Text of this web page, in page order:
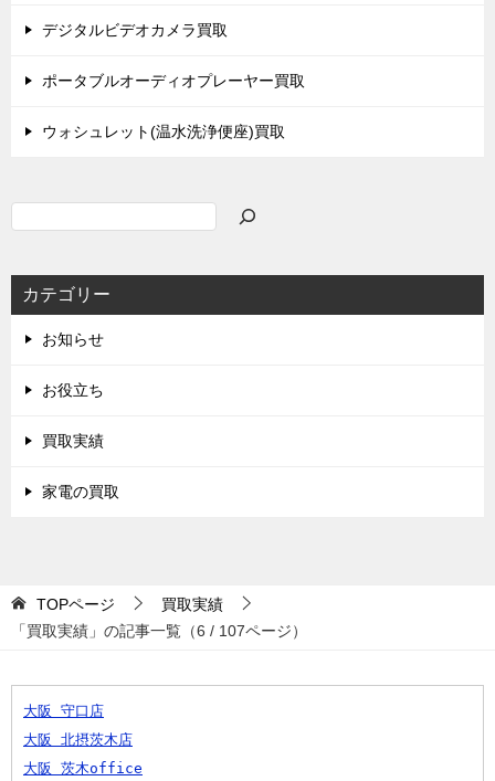
デジタルビデオカメラ買取
ポータブルオーディオプレーヤー買取
ウォシュレット(温水洗浄便座)買取
カテゴリー
お知らせ
お役立ち
買取実績
家電の買取
TOPページ
買取実績
「買取実績」の記事一覧（6 / 107ページ）
大阪 守口店
大阪 北摂茨木店
大阪 茨木office